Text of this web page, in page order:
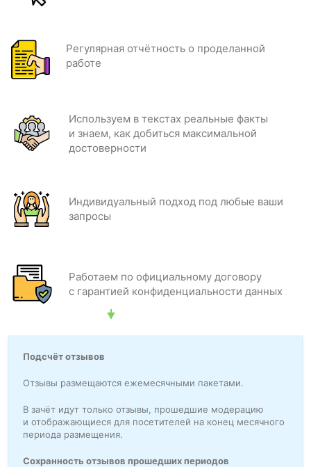
Регулярная отчётность о проделанной
работе
Используем в текстах реальные факты
и знаем, как добиться максимальной
достоверности
Индивидуальный подход под любые ваши
запросы
Работаем по официальному договору
с гарантией конфиденциальности данных
Подсчёт отзывов
Отзывы размещаются ежемесячными пакетами.
В зачёт идут только отзывы, прошедшие модерацию
и отображающиеся для посетителей на конец месячного
периода размещения.
Сохранность отзывов прошедших периодов